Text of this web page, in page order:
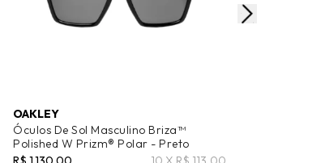
OAKLEY
Óculos De Sol Masculino Briza™
Polished W Prizm® Polar - Preto